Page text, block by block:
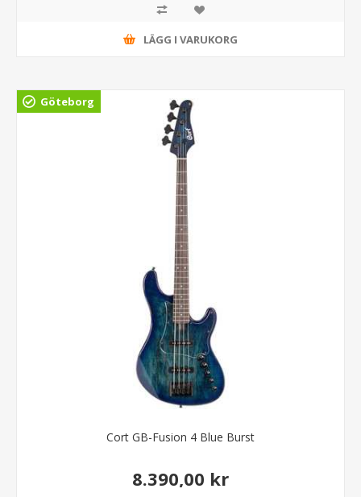
LÄGG I VARUKORG
Göteborg
Cort GB-Fusion 4 Blue Burst
8.390,00 kr